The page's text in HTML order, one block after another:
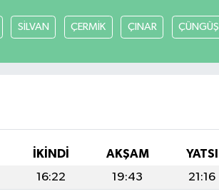
SİLVAN ÇERMİK ÇINAR ÇÜNGÜŞ
İKINDI AKŞAM
YATSI
16:22 19:43
21:16